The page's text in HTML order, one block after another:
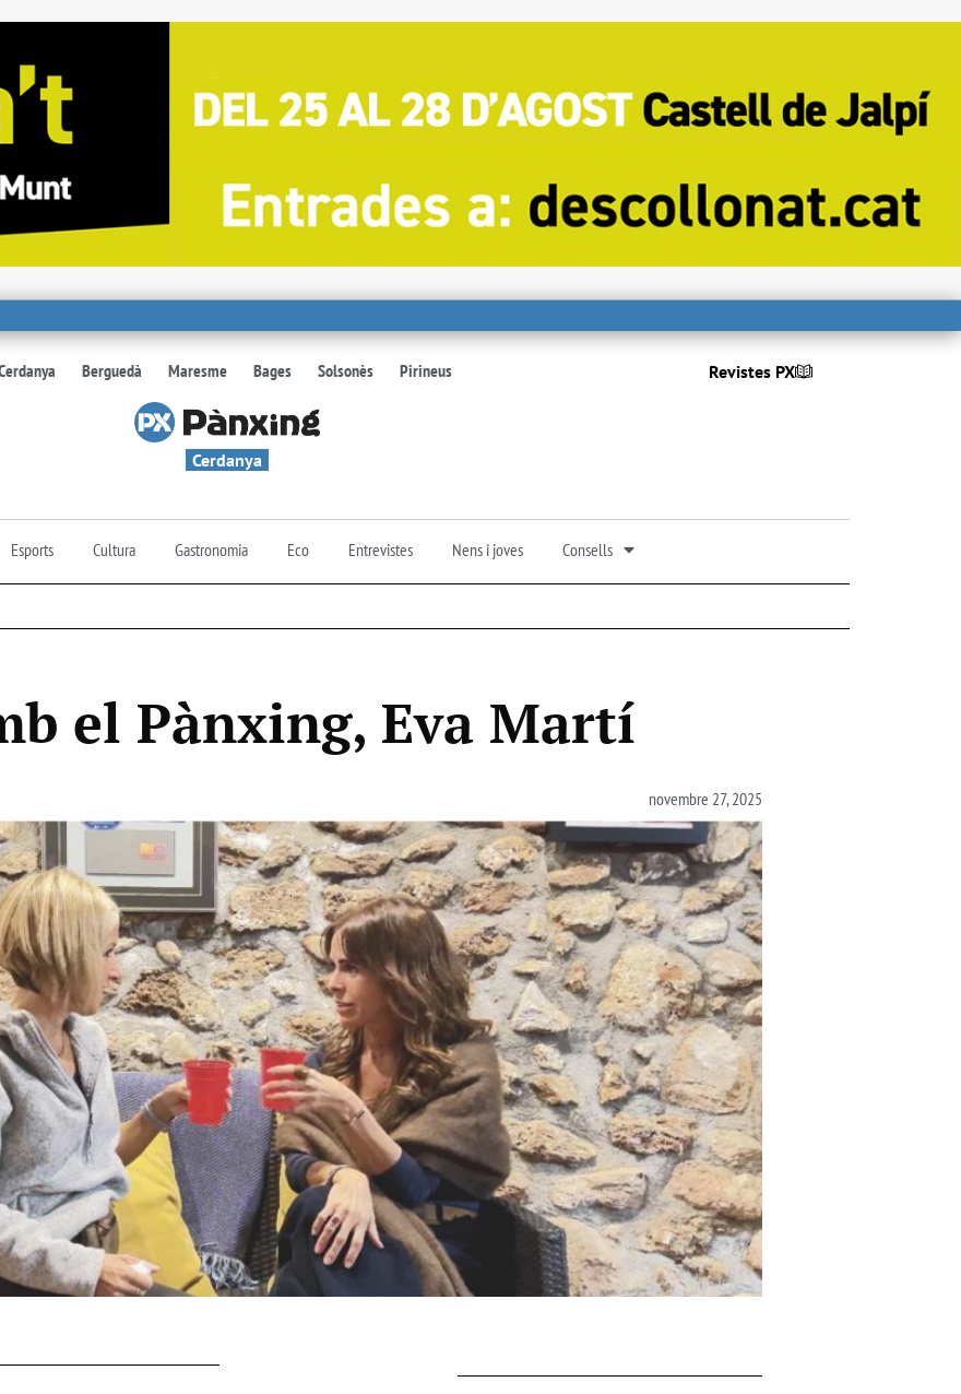
Berguedà Maresme Bages Solsonès Pirineus Revistes PX
Cerdanya
Esports Cultura Gastronomia Eco Entrevistes Nens i joves Consells
el Pànxing, Eva Martí
novembre 27, 2025